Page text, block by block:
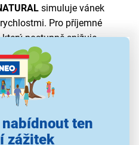
ten
zážitek
simuluje vánek
Pro příjemné
který postupně snižuje
že během spánku
odpočatí, aniž